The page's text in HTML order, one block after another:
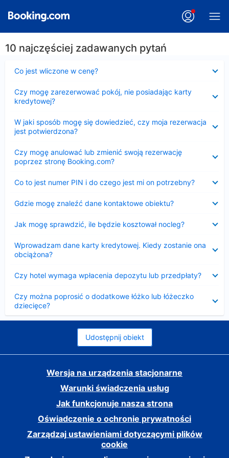
10 najczęściej zadawanych pytań
Co jest wliczone w cenę?
Czy mogę zarezerwować pokój, nie posiadając karty
kredytowej?
W jaki sposób mogę się dowiedzieć, czy moja rezerwacja
jest potwierdzona?
Czy mogę anulować lub zmienić swoją rezerwację
poprzez stronę Booking.com?
Co to jest numer PIN i do czego jest mi on potrzebny?
Gdzie mogę znaleźć dane kontaktowe obiektu?
Jak mogę sprawdzić, ile będzie kosztował nocleg?
Wprowadzam dane karty kredytowej. Kiedy zostanie ona
obciążona?
Czy hotel wymaga wpłacenia depozytu lub przedpłaty?
Czy można poprosić o dodatkowe łóżko lub łóżeczko
dziecięce?
Udostępnij obiekt
Wersja na urządzenia stacjonarne
Warunki świadczenia usług
Jak funkcjonuje nasza strona
Oświadczenie o ochronie prywatności
Zarządzaj ustawieniami dotyczącymi plików
cookie